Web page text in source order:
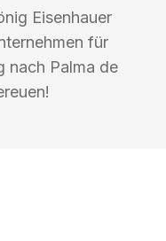
Eisenhauer
für
nach Palma de